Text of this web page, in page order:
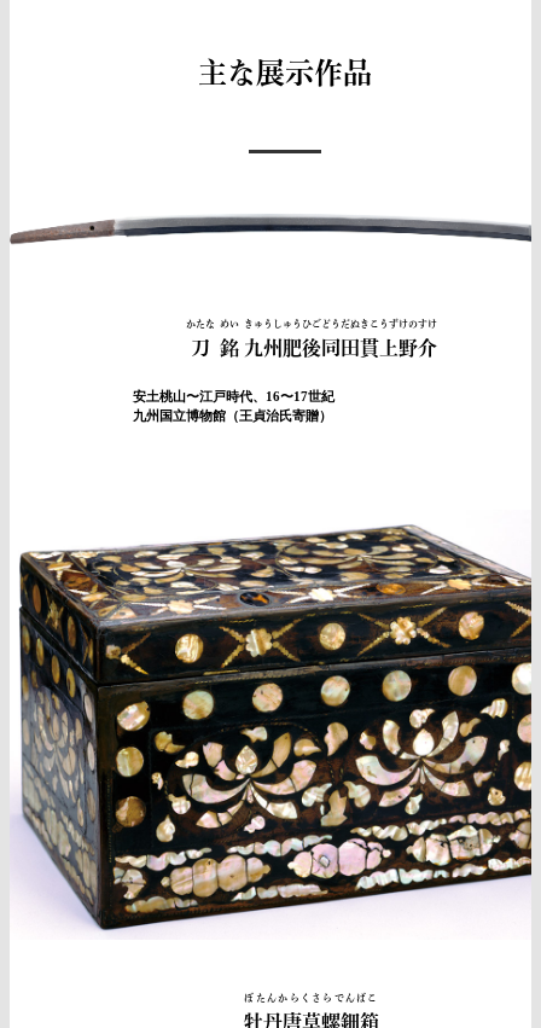
主な展示作品
刀
かたな
銘
めい
九州肥後同田貫上野介
きゅうしゅうひごどうだぬきこうずけのすけ
安土桃山〜江戸時代、16〜17世紀
九州国立博物館（王貞治氏寄贈）
牡丹唐草螺鈿箱
ぼたんからくさらでんばこ